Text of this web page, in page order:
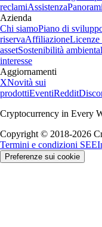
reclamiAssistenza
Azienda
Chi siamoPiano di
riservaAffiliazioneLicenze
assetSostenibilità
interesse
Aggiornamenti
XNovità sui
prodottiEventiReddit
Cryptocurrency in Every
Copyright © 2018-2026
Termini e condizioni SEE
Preferenze sui cookie